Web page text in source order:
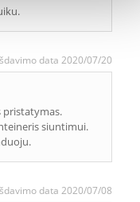
data 2020/07/20
pristatymas.
siuntimui.
data 2020/07/08